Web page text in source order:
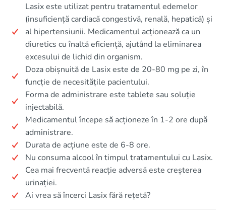
Lasix este utilizat pentru tratamentul edemelor
(insuficiență cardiacă congestivă, renală, hepatică) și
al hipertensiunii. Medicamentul acționează ca un
diuretics cu înaltă eficiență, ajutând la eliminarea
excesului de lichid din organism.
Doza obișnuită de Lasix este de 20-80 mg pe zi, în
funcție de necesitățile pacientului.
Forma de administrare este tablete sau soluție
injectabilă.
Medicamentul începe să acționeze în 1-2 ore după
administrare.
Durata de acțiune este de 6-8 ore.
Nu consuma alcool în timpul tratamentului cu Lasix.
Cea mai frecventă reacție adversă este creșterea
urinației.
Ai vrea să încerci Lasix fără rețetă?